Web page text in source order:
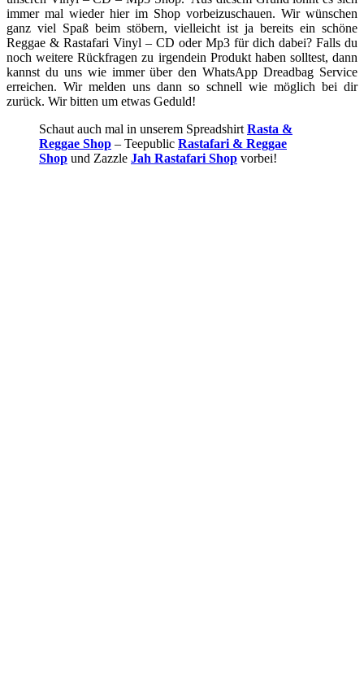
immer mal wieder hier im Shop vorbeizuschauen. Wir wünschen
ganz viel Spaß beim stöbern, vielleicht ist ja bereits ein schöne
Reggae & Rastafari Vinyl – CD oder Mp3 für dich dabei? Falls du
noch weitere Rückfragen zu irgendein Produkt haben solltest, dann
kannst du uns wie immer über den WhatsApp Dreadbag Service
erreichen. Wir melden uns dann so schnell wie möglich bei dir
zurück. Wir bitten um etwas Geduld!
Schaut auch mal in unserem Spreadshirt Rasta &
Reggae Shop – Teepublic Rastafari & Reggae
Shop und Zazzle Jah Rastafari Shop vorbei!